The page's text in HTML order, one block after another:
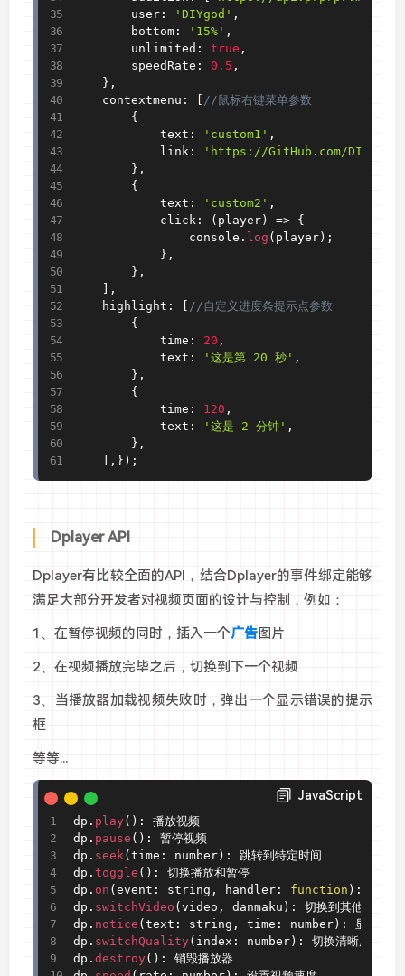
        user
: 'DIYgod' ,
        bottom
: '15%' ,
        unlimited
: true ,
        speedRate
: 0.5 ,
} ,
    contextmenu
:
//鼠标右键菜单参数
{
            text
: 'custom1' ,
            link
:
'https://GitHub.com/DIYgod/
} ,
{
            text
: 'custom2' ,
            click
: ( player ) => {
                console
. log ( player ) ;
} ,
} ,
,
    highlight
:
//自定义进度条提示点参数
{
            time
: 20 ,
            text
: '这是第 20 秒' ,
} ,
{
            time
: 120 ,
            text
: '这是 2 分钟' ,
} ,
, } ) ;
Dplayer API
Dplayer有比较全面的API，结合Dplayer的事件绑定能够
满足大部分开发者对视频页面的设计与控制，例如：
1、在暂停视频的同时，插入一个广告图片
2、在视频播放完毕之后，切换到下一个视频
3、当播放器加载视频失败时，弹出一个显示错误的提示
框
等等...
JavaScript
dp . play( ) :
播放视频
dp . pause ( ) :
暂停视频
dp . seek( time : number ) :
跳转到特定时间
dp . toggle ( ) :
切换播放和暂停
dp . on ( event : string , handler : function ) :
dp . switchVideo ( video , danmaku ) :
切换到其他视频
dp . notice ( text : string , time : number ) :
显示通
dp . switchQuality( index : number ) :
切换清晰度
dp . destroy( ) :
销毁播放器